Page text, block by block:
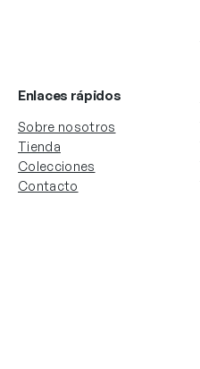
Enlaces rápidos
Sobre nosotros
Tienda
Colecciones
Contacto